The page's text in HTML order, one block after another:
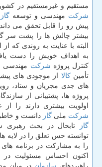
مستقیم و غیرمستقیم در
شركت مهندسی و توسعه گاز
پیش رو را قابل تحقق می
بیشتر چالش ها را پشت سر
البته با عنایت به روندی كه از
به اهداف خویش را دست
كنترل پروژه شركت مهندسی
تأمینكالا از موجودی های
های جدی مجریان و ستاد،
پروژه ها، پشتیبانی از
اولویت بیشتری دارند را
شركت ملیگاز دانست و
گاز
تابحال در بحث رهبری
توانسته حس تعلق را در لایه
را به مشاركت در برنامه های
اكنون احساس مسئولیت در
راهبردهای سازمان در میان